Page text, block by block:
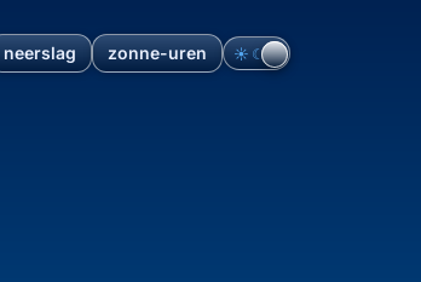
neerslag zonne-uren ☀︎ ☾
Fryslân,